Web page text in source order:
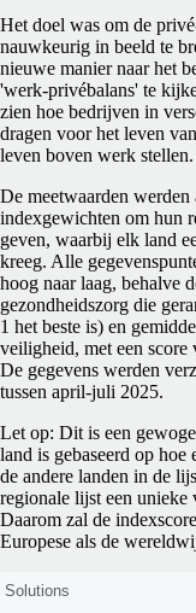
Het doel was om de
nauwkeurig in beeld te
nieuwe manier naar het
'werk-privébalans' te
zien hoe bedrijven in
dragen voor het leven
leven boven werk stellen.
De meetwaarden werden
indexgewichten om hun
geven, waarbij elk land
kreeg. Alle
hoog naar laag, behalve
gezondheidszorg die
1 het beste is) en
veiligheid, met een score
De gegevens werden
tussen april-juli 2025.
Let op: Dit is een
land is gebaseerd op
de andere landen in de
regionale lijst een
Daarom zal de
Europese als de
Solutions